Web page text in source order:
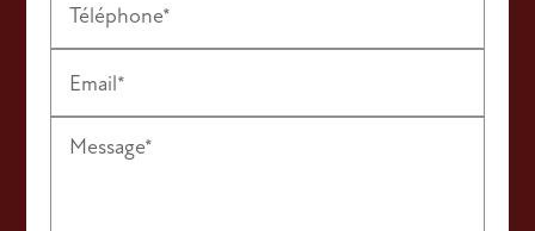
Téléphone*
Email*
Message*